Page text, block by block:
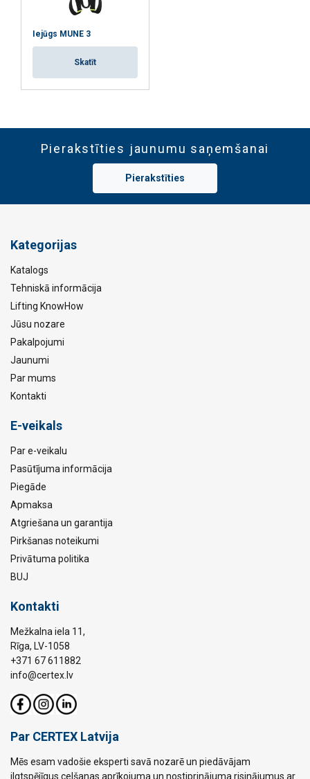
Iejūgs MUNE 3
Skatīt
Pierakstīties jaunumu saņemšanai
Pierakstīties
Kategorijas
Katalogs
Tehniskā informācija
Lifting KnowHow
Jūsu nozare
Pakalpojumi
Jaunumi
Par mums
Kontakti
E-veikals
Par e-veikalu
Pasūtījuma informācija
Piegāde
Apmaksa
Atgriešana un garantija
Pirkšanas noteikumi
Privātuma politika
BUJ
Kontakti
Mežkalna iela 11,
Rīga, LV-1058
+371 67 611882
info@certex.lv
Par CERTEX Latvija
Mēs esam vadošie eksperti savā nozarē un piedāvājam
ilgtspējīgus celšanas aprīkojuma un nostiprinājuma risinājumus ar